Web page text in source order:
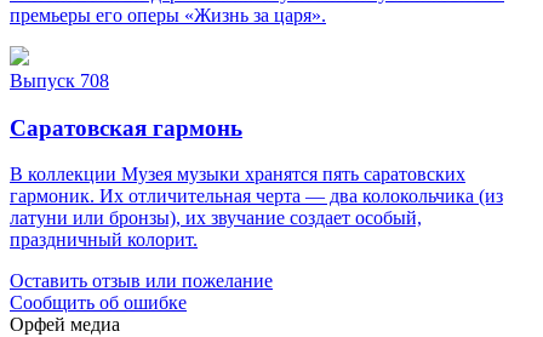
премьеры его оперы «Жизнь за царя».
Выпуск 708
Саратовская гармонь
В коллекции Музея музыки хранятся пять саратовских
гармоник. Их отличительная черта — два колокольчика (из
латуни или бронзы), их звучание создает особый,
праздничный колорит.
Оставить отзыв или пожелание
Сообщить об ошибке
Орфей медиа